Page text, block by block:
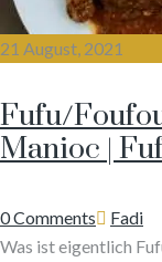
21 August, 2021
Fufu/
Manioc |
0 Comments Author
Fadi
Was ist eigentlich